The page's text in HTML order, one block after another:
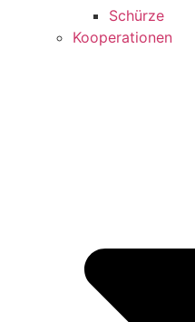
Schürze
Kooperationen